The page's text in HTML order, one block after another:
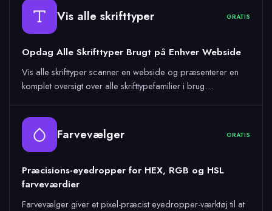
Vis alle skrifttyper GRATIS
Opdag Alle Skrifttyper Brugt på Enhver Webside
Vis alle skrifttyper scanner en webside og præsenterer en
komplet oversigt over alle skrifttypefamilier i brug…
Farvevælger GRATIS
Præcisions-eyedropper for HEX, RGB og HSL
farveværdier
Farvevælger giver et pixel-præcist eyedropper-værktøj til at